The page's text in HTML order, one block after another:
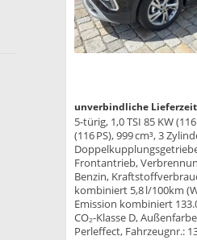
unverbindliche
5-türig, 1,0 TSI 85 KW
(116 PS), 999 cm³, 3
Frontantrieb,
Benzin,
kombiniert 5,8 l/100km
Emission kombiniert
CO₂-Klasse D,
Perleffect, Fahrzeugnr.: